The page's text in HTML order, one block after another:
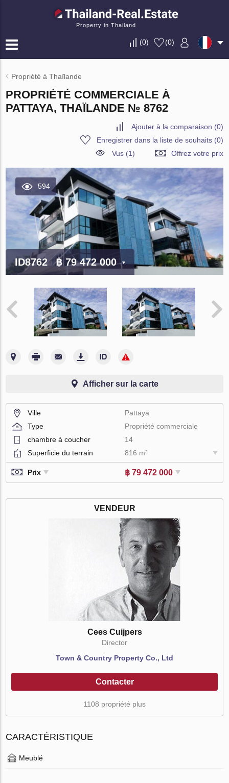
Property in Thailand
(0) (0)
Propriété à Thaïlande
PROPRIÉTÉ COMMERCIALE À
PATTAYA, THAÏLANDE № 8762
Ajouter à la comparaison (0)
Enregistrer dans la liste de souhaits(0)
Vus (1)
Offrez votre prix
594
ID8762 ฿ 79 472 000
Afficher sur la carte
Ville
Pattaya
Type
Propriété commerciale
chambre à coucher
14
Superficie du terrain
816 m²
Prix ฿ 79 472 000
VENDEUR
Cees Cuijpers
Director
Town & Country Property Co., Ltd
Contacter
1108 propriété plus
CARACTÉRISTIQUE
Meublé